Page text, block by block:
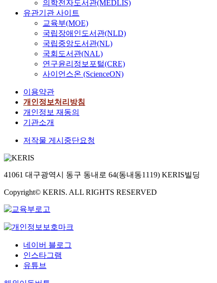
의학전자도서관(MEDLIS)
유관기관 사이트
교육부(MOE)
국립장애인도서관(NLD)
국립중앙도서관(NL)
국회도서관(NAL)
연구윤리정보포털(CRE)
사이언스온 (ScienceON)
이용약관
개인정보처리방침
개인정보 재동의
기관소개
저작물 게시중단요청
41061 대구광역시 동구 동내로 64(동내동1119) KERIS빌딩
Copyright© KERIS. ALL RIGHTS RESERVED
네이버 블로그
인스타그램
유튜브